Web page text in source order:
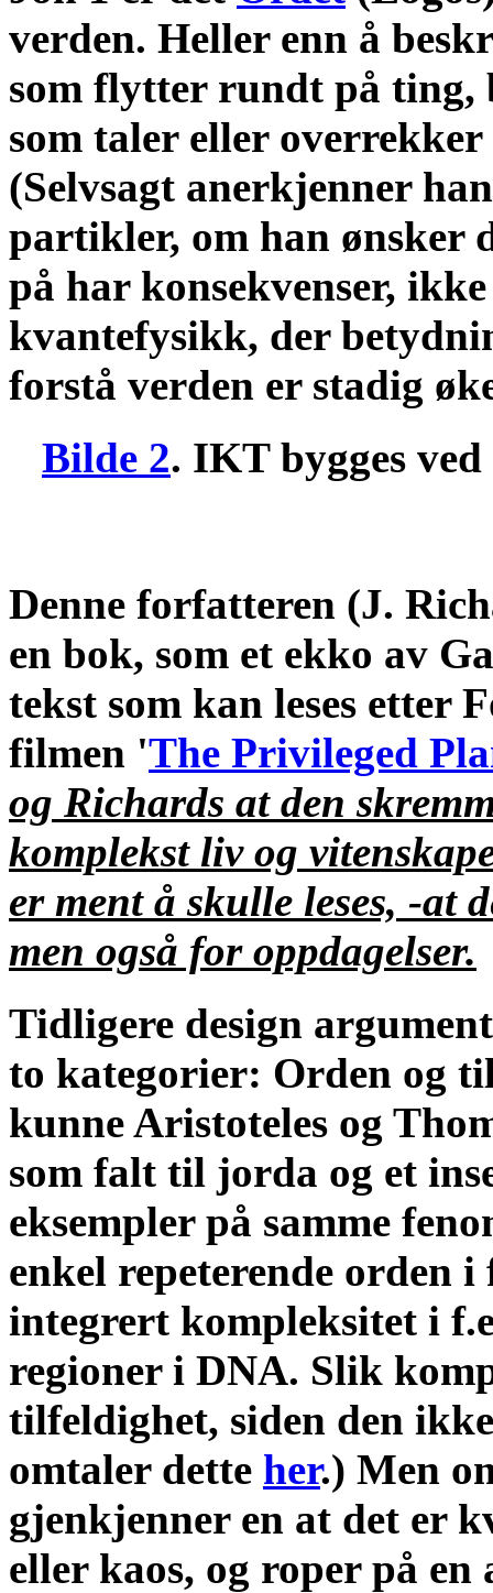
verden. Heller enn å
som flytter rundt på ting,
som taler eller
(Selvsagt anerkjenner
partikler, om han ønsker
på har konsekvenser,
kvantefysikk, der
forstå verden er stadig
Bilde 2. IKT bygges
Denne forfatteren (J.
en bok, som et ekko av
tekst som kan leses etter
filmen 'The Privileged
og Richards at den
komplekst liv og
er ment å skulle leses, -at
men også for oppdagelser.
Tidligere design
to kategorier: Orden og
kunne Aristoteles og
som falt til jorda og et
eksempler på samme
enkel repeterende orden
integrert kompleksitet i
regioner i DNA. Slik
tilfeldighet, siden den
omtaler dette her.) Men
gjenkjenner en at det er
eller kaos, og roper på